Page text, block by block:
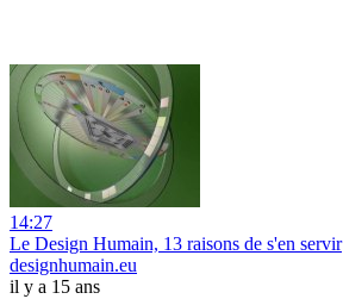
14:27
Le Design Humain, 13 raisons de s'en servir
designhumain.eu
il y a 15 ans